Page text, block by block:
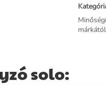
solo: